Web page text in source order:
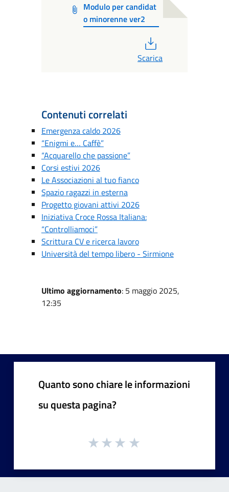
Modulo per candidat
o minorenne ver2
Scarica
Contenuti correlati
Emergenza caldo 2026
“Enigmi e… Caffè”
“Acquarello che passione”
Corsi estivi 2026
Le Associazioni al tuo fianco
Spazio ragazzi in esterna
Progetto giovani attivi 2026
Iniziativa Croce Rossa Italiana:
“Controlliamoci”
Scrittura CV e ricerca lavoro
Università del tempo libero - Sirmione
Ultimo aggiornamento: 5 maggio 2025,
12:35
Quanto sono chiare le informazioni
su questa pagina?